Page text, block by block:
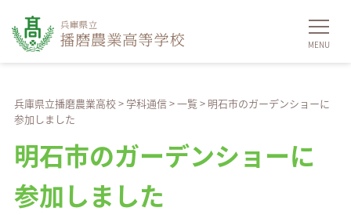
兵庫県立播磨農業高校> 学科通信>一覧> 明石市のガーデンショーに
参加しました
明石市のガーデンショーに
参加しました